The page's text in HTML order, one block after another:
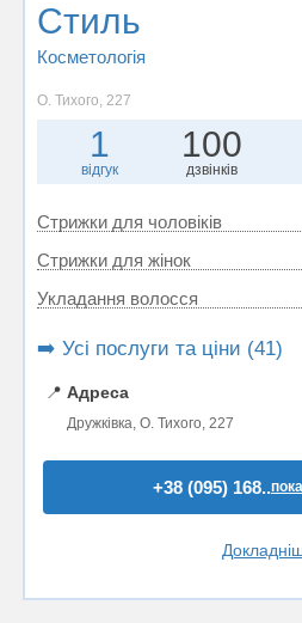
Стиль
Косметологія
О. Тихого, 227
1
відгук
100
дзвінків
Стрижки для чоловіків
Стрижки для жінок
Укладання волосся
➡️ Усі послуги та ціни (41)
📍 Адреса
Дружківка, О. Тихого, 227
+38 (095) 168..